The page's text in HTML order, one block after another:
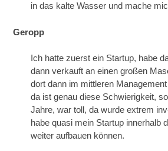
in das kalte Wasser und mache
Geropp
Ich hatte zuerst ein Startup, habe
dann verkauft an einen großen
dort dann im mittleren
da ist genau diese Schwierigkeit,
Jahre, war toll, da wurde extrem
habe quasi mein Startup innerhalb
weiter aufbauen können.